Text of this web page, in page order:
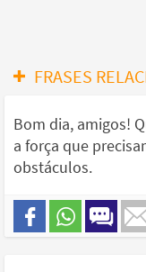
FRASES
Bom dia, amigos!
a força que
obstáculos.